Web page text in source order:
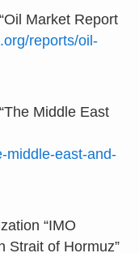
Market Report
reports/oil-
Middle East
middle-east-and-
“IMO
Strait of Hormuz”